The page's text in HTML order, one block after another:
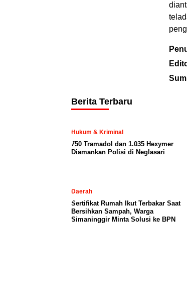
Berita Terbaru
Hukum & Kriminal
750 Tramadol dan 1.035 Hexymer
Diamankan Polisi di Neglasari
Daerah
Sertifikat Rumah Ikut Terbakar Saat
Bersihkan Sampah, Warga
Simaninggir Minta Solusi ke BPN